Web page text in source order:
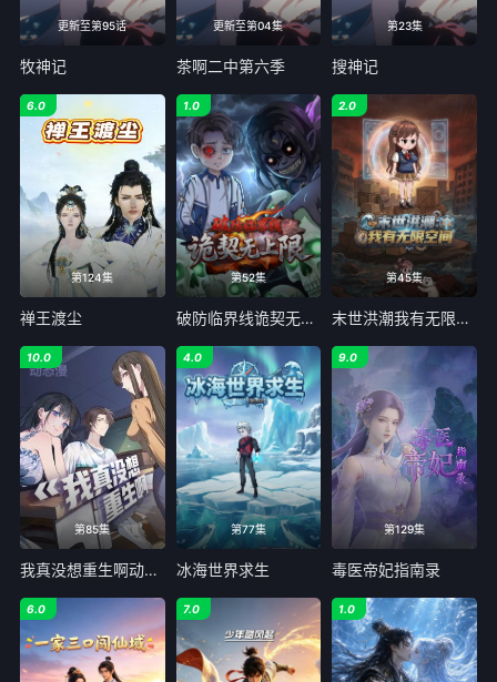
更新至第95话
牧神记
更新至第04集
茶啊二中第六季
第23集
搜神记
第124集
6.0
禅王渡尘
第52集
1.0
破防临界线诡契无上限
第45集
2.0
末世洪潮我有无限空间
第85集
10.0
我真没想重生啊动态漫画
第77集
4.0
冰海世界求生
第129集
9.0
毒医帝妃指南录
6.0 7.0 1.0